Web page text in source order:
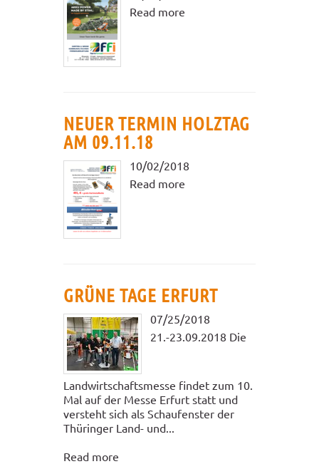
Read more
NEUER TERMIN HOLZTAG
AM 09.11.18
10/02/2018
Read more
GRÜNE TAGE ERFURT
07/25/2018
21.-23.09.2018 Die
Landwirtschaftsmesse findet zum 10.
Mal auf der Messe Erfurt statt und
versteht sich als Schaufenster der
Thüringer Land- und...
Read more